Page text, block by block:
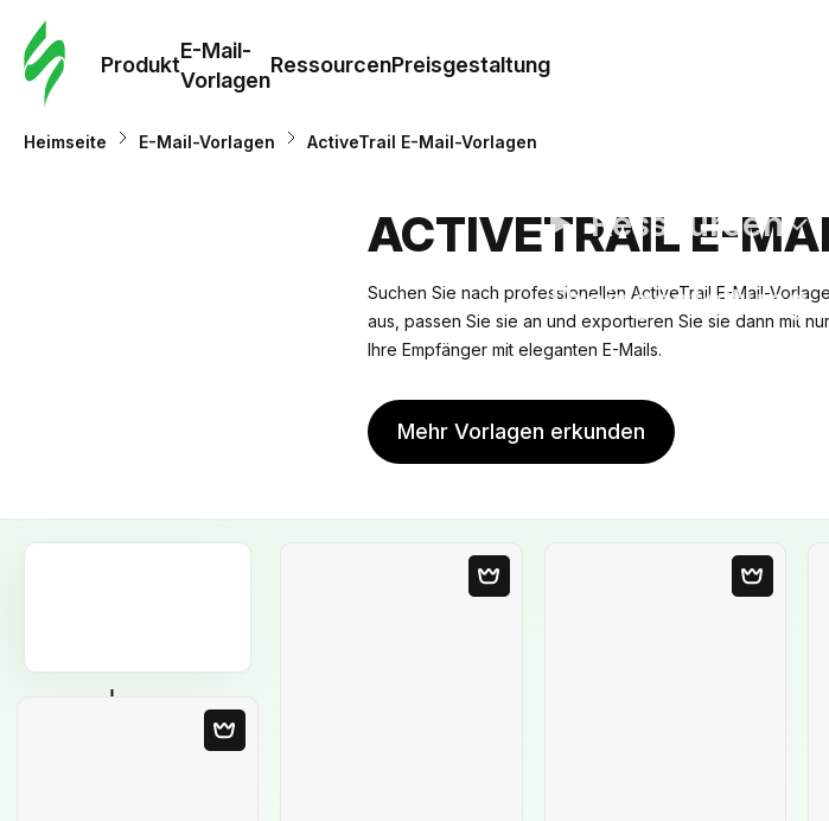
Produkt
E-Mail-
Vorlagen
RessourcenPreisgestaltung
Ressourcen
Preisgestaltung
Heimseite E-Mail-Vorlagen ActiveTrail E-Mail-Vorlagen
ACTIVETRAIL E-
Suchen Sie nach professionellen ActiveTrail E-Mail-
aus, passen Sie sie an und exportieren Sie sie dann mit
Ihre Empfänger mit eleganten E-Mails.
Mehr Vorlagen erkunden